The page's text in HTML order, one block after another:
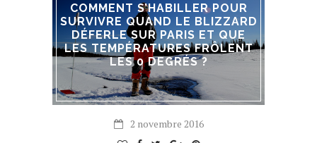
COMMENT S’HABILLER POUR
SURVIVRE QUAND LE BLIZZARD
DÉFERLE SUR PARIS ET QUE
LES TEMPÉRATURES FRÔLENT
LES 0 DEGRÉS ?
2 novembre 2016